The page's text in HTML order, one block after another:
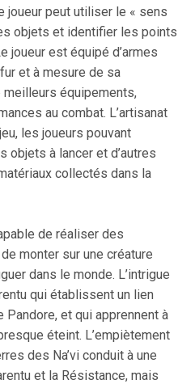
joueur peut utiliser le « sens
objets et identifier les points
joueur est équipé d’armes
fur et à mesure de sa
équipements,
au combat. L’artisanat
les joueurs pouvant
objets à lancer et d’autres
collectés dans la
de réaliser des
monter sur une créature
dans le monde. L’intrigue
qui établissent un lien
Pandore, et qui apprennent à
éteint. L’empiètement
des Na’vi conduit à une
et la Résistance, mais